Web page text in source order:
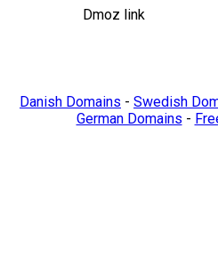
Dmoz link
Danish Domains - Swedish
German Domains -